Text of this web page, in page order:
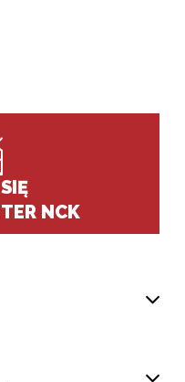
pozycji, których autorem
NCK